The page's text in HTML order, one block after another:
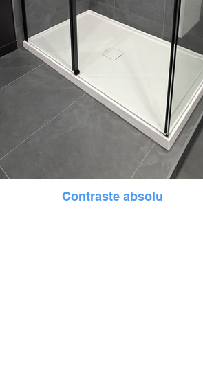
Contraste absolu